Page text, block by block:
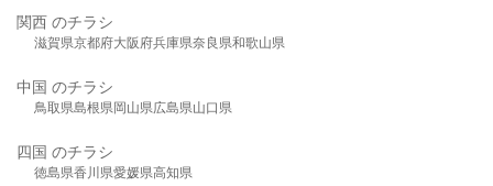
関西 のチラシ
滋賀県京都府大阪府兵庫県奈良県和歌山県
中国 のチラシ
鳥取県島根県岡山県広島県山口県
四国 のチラシ
徳島県香川県愛媛県高知県